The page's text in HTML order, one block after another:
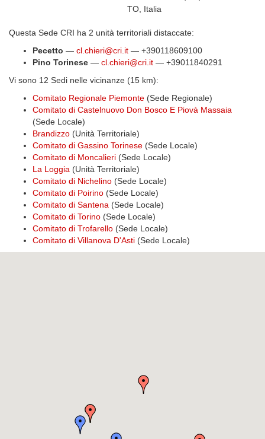
TO, Italia
Questa Sede CRI ha 2 unità territoriali distaccate:
Pecetto — cl.chieri@cri.it — +390118609100
Pino Torinese — cl.chieri@cri.it — +39011840291
Vi sono 12 Sedi nelle vicinanze (15 km):
Comitato Regionale Piemonte (Sede Regionale)
Comitato di Castelnuovo Don Bosco E Piovà Massaia
(Sede Locale)
Brandizzo (Unità Territoriale)
Comitato di Gassino Torinese (Sede Locale)
Comitato di Moncalieri (Sede Locale)
La Loggia (Unità Territoriale)
Comitato di Nichelino (Sede Locale)
Comitato di Poirino (Sede Locale)
Comitato di Santena (Sede Locale)
Comitato di Torino (Sede Locale)
Comitato di Trofarello (Sede Locale)
Comitato di Villanova D'Asti (Sede Locale)